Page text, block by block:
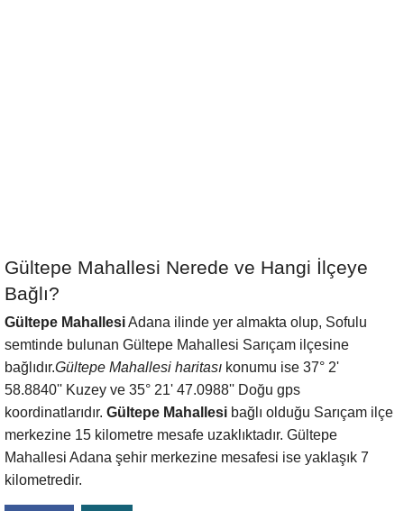
Gültepe Mahallesi Nerede ve Hangi İlçeye
Bağlı?
Gültepe MahallesiAdana ilinde yer almakta olup, Sofulu
semtinde bulunan Gültepe Mahallesi Sarıçam ilçesine
bağlıdır.Gültepe Mahallesi haritası konumu ise 37° 2'
58.8840'' Kuzey ve 35° 21' 47.0988'' Doğu gps
koordinatlarıdır. Gültepe Mahallesi bağlı olduğu Sarıçam ilçe
merkezine 15 kilometre mesafe uzaklıktadır. Gültepe
Mahallesi Adana şehir merkezine mesafesi ise yaklaşık 7
kilometredir.